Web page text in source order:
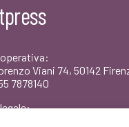
operativa:
Viani 74, 50142
7878140